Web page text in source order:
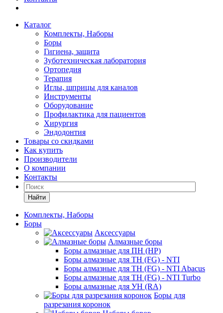
Каталог
Комплекты, Наборы
Боры
Гигиена, защита
Зуботехническая лаборатория
Ортопедия
Терапия
Иглы, шприцы для каналов
Инструменты
Оборудование
Профилактика для пациентов
Хирургия
Эндодонтия
Товары со скидками
Как купить
Производители
О компании
Контакты
Найти
Комплекты, Наборы
Боры
Аксессуары
Алмазные боры
Боры алмазные для ПН (HP)
Боры алмазные для ТН (FG) - NTI
Боры алмазные для ТН (FG) - NTI Abacus
Боры алмазные для ТН (FG) - NTI Turbo
Боры алмазные для УН (RA)
Боры для
разрезания коронок